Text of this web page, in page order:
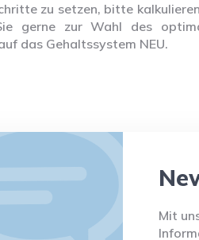
zu setzen, bitte
gerne zur Wahl des
das Gehaltssystem NEU.
Mit